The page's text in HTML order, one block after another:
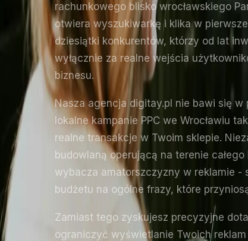
rachunkowego blisko wrocławskiego
otwiera wyszukiwarkę i klika w
dziesiątki konkurentów, którzy od lat
wyłącznie za realne wejścia
biznesu.
Nasza agencja digitay.pl nie bawi się
lokalne kampanie PPC we Wrocławiu
realne transakcje w Twoim sklepie.
budowlaną operującą na terenie
wybacza amatorszczyzny w reklamie -
budżetu na ogólne frazy, które
Zamiast tego zyskujesz precyzyjne
ograniczyć wyświetlanie Twoich